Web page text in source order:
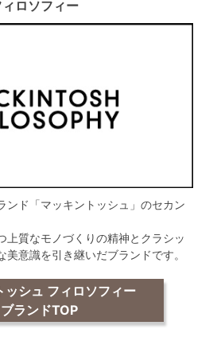
ロソフィー
ンド「マッキントッシュ」のセカン
上質なモノづくりの精神とクラシッ
意識を引き継いだブランドです。
ッシュ フィロソフィー
ブランドTOP